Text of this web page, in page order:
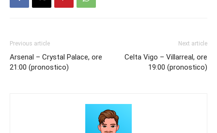
Previous article
Arsenal – Crystal Palace, ore
21:00 (pronostico)
Next article
Celta Vigo – Villarreal, ore
19:00 (pronostico)